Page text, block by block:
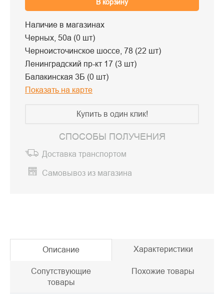
В корзину
Наличие в магазинах
Черных, 50а (0 шт)
Черноисточинское шоссе, 78 (22 шт)
Ленинградский пр-кт 17 (3 шт)
Балакинская 3Б (0 шт)
Показать на карте
Купить в один клик!
СПОСОБЫ ПОЛУЧЕНИЯ
Доставка транспортом
Самовывоз из магазина
Описание Характеристики
Сопутствующие
товары
Похожие товары